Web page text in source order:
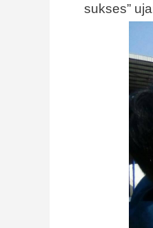
sukses”